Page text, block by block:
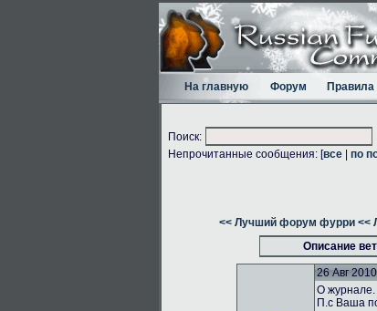
На главную Форум Правила
Поиск:
Непрочитанные сообщения: [все по
<< Лучший форум фурри <<
Описание
26 Авг
О журнале.
П.с Ваша